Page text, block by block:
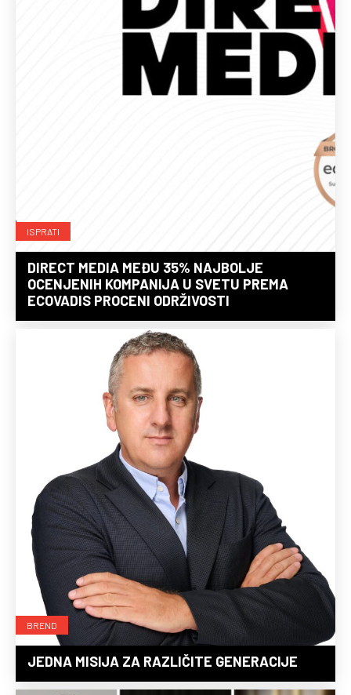
ISPRATI
DIRECT MEDIA MEĐU 35% NAJBOLJE
OCENJENIH KOMPANIJA U SVETU PREMA
ECOVADIS PROCENI ODRŽIVOSTI
BREND
JEDNA MISIJA ZA RAZLIČITE GENERACIJE